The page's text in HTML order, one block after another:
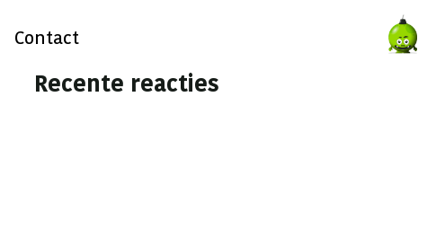
Contact
Recente reacties